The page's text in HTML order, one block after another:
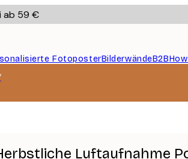
ab 59 €
FotoposterBilderwändeB2B
Luftaufnahme